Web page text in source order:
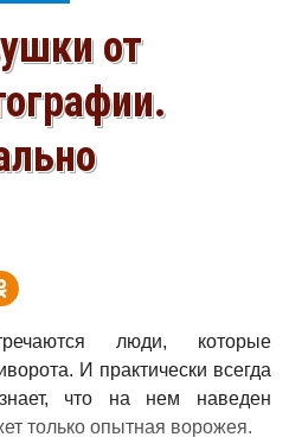
от
люди, которые
И практически всегда
что на нем наведен
только опытная ворожея.